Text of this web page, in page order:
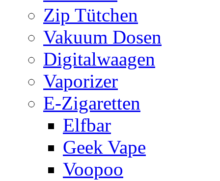
Zip Tütchen
Vakuum Dosen
Digitalwaagen
Vaporizer
E-Zigaretten
Elfbar
Geek Vape
Voopoo